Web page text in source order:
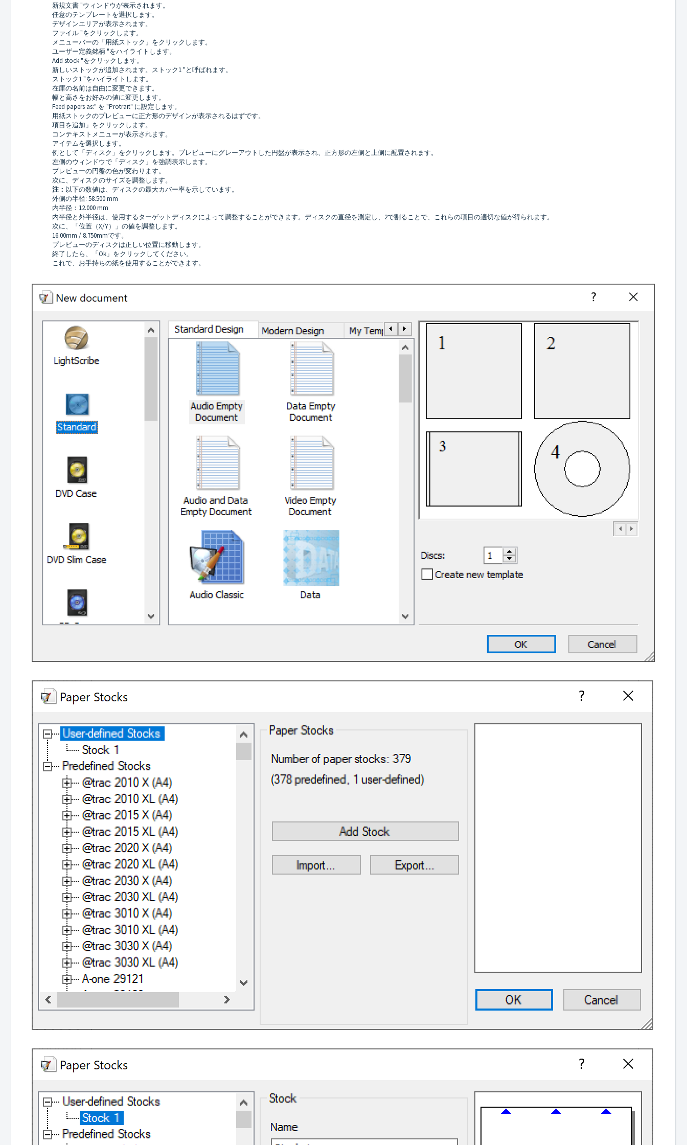
新規文書 "ウィンドウが表示されます。
任意のテンプレートを選択します。
デザインエリアが表示されます。
ファイル "をクリックします。
メニューバーの「用紙ストック」をクリックします。
ユーザー定義銘柄 "をハイライトします。
Add stock "をクリックします。
新しいストックが追加されます。ストック1 "と呼ばれます。
ストック1 "をハイライトします。
在庫の名前は自由に変更できます。
幅と高さをお好みの値に変更します。
Feed papers as:" を "Protrait" に設定します。
用紙ストックのプレビューに正方形のデザインが表示されるはずです。
項目を追加」をクリックします。
コンテキストメニューが表示されます。
アイテムを選択します。
例として「ディスク」をクリックします。プレビューにグレーアウトした円盤が表示され、正方形の左側と上側に配置されます。
左側のウィンドウで「ディスク」を強調表示します。
プレビューの円盤の色が変わります。
次に、ディスクのサイズを調整します。
注： 以下の数値は、ディスクの最大カバー率を示しています。
外側の半径: 58.500 mm
内半径：12.000 mm
内半径と外半径は、使用するターゲットディスクによって調整することができます。ディスクの直径を測定し、2で割ることで、これらの項目の適切な値が得られます。
次に、「位置（X/Y）」の値を調整します。
16.00mm / 8.750mmです。
プレビューのディスクは正しい位置に移動します。
終了したら、「Ok」をクリックしてください。
これで、お手持ちの紙を使用することができます。